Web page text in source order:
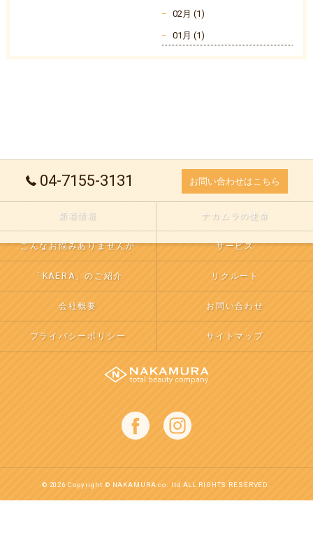
02月 (1)
01月 (1)
04-7155-3131 お問い合わせはこちら
新着情報 ナカムラの使命
こんなお悩みありませんか サービス
「KAERA」のご紹介 リクルート
会社概要 お問い合わせ
プライバシーポリシー サイトマップ
© 2026 Copyright © NAKAMURA co. ltd ALL RIGHTS RESERVED.